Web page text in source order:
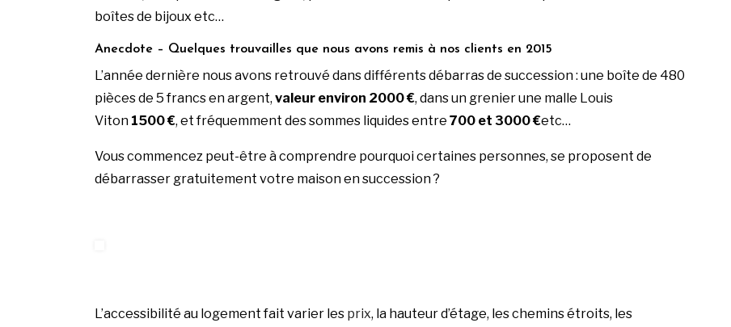
boîtes de bijoux etc…
Anecdote – Quelques trouvailles que nous avons remis à nos clients en 2015
L’année dernière nous avons retrouvé dans différents débarras de succession : une boîte de 480
pièces de 5 francs en argent, valeur environ 2000 €, dans un grenier une malle Louis
Viton 1500 €, et fréquemment des sommes liquides entre 700 et 3000 €etc…
Vous commencez peut-être à comprendre pourquoi certaines personnes, se proposent de
débarrasser gratuitement votre maison en succession ?
L’accessibilité au logement fait varier les prix, la hauteur d’étage, les chemins étroits, les